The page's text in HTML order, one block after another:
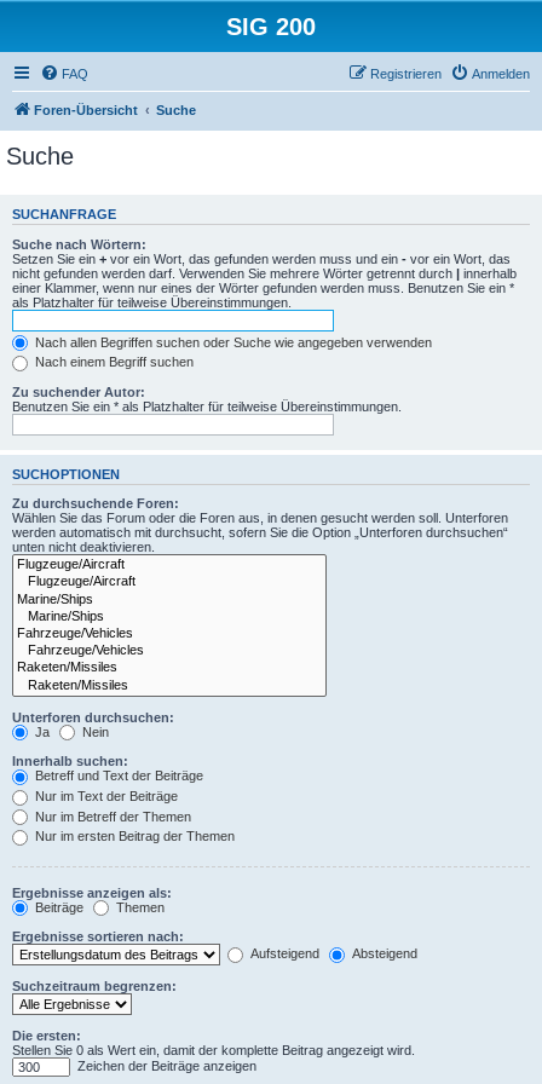
SIG 200
FAQ Anmelden
Registrieren
Foren-Übersicht Suche
Suche
SUCHANFRAGE
Suche nach Wörtern:
Setzen Sie ein + vor ein Wort, das gefunden werden muss und ein - vor ein Wort, das
nicht gefunden werden darf. Verwenden Sie mehrere Wörter getrennt durch | innerhalb
einer Klammer, wenn nur eines der Wörter gefunden werden muss. Benutzen Sie ein *
als Platzhalter für teilweise Übereinstimmungen.
Nach allen Begriffen suchen oder Suche wie angegeben verwenden
Nach einem Begriff suchen
Zu suchender Autor:
Benutzen Sie ein * als Platzhalter für teilweise Übereinstimmungen.
SUCHOPTIONEN
Zu durchsuchende Foren:
Wählen Sie das Forum oder die Foren aus, in denen gesucht werden soll. Unterforen
werden automatisch mit durchsucht, sofern Sie die Option „Unterforen durchsuchen“
unten nicht deaktivieren.
Unterforen durchsuchen:
Ja
Nein
Innerhalb suchen:
Betreff und Text der Beiträge
Nur im Text der Beiträge
Nur im Betreff der Themen
Nur im ersten Beitrag der Themen
Ergebnisse anzeigen als:
Beiträge
Themen
Ergebnisse sortieren nach:
Aufsteigend
Absteigend
Suchzeitraum begrenzen:
Die ersten:
Stellen Sie 0 als Wert ein, damit der komplette Beitrag angezeigt wird.
Zeichen der Beiträge anzeigen